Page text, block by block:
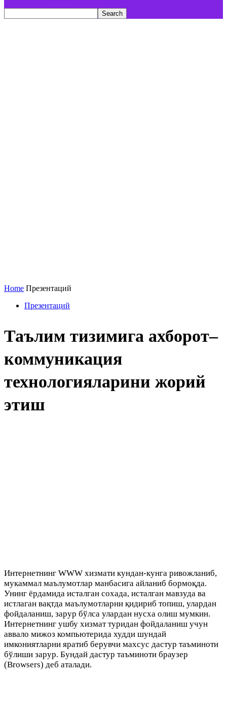
Home Презентаций
Презентаций
Таълим тизимига ахборот–
коммуникация
технологияларини жорий
этиш
Интернетнинг WWW хизмати кундан-кунга ривожланиб,
мукаммал маълумотлар манбасига айланиб бормоқда.
Унинг ёрдамида исталган сохада, исталган мавзуда ва
истлаган вақтда маълумотларни қидириб топиш, улардан
фойдаланиш, зарур бўлса улардан нусха олиш мумкин.
Интернетнинг ушбу хизмат туридан фойдаланиш учун
аввало мижоз компьютерида худди шундай
имкониятларни яратиб берувчи махсус дастур таъминоти
бўлиши зарур. Бундай дастур таъминоти браузер
(Browsers) деб аталади.